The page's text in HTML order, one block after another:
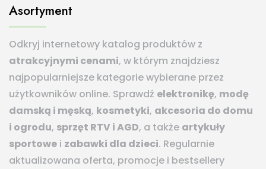
Asortyment
Odkryj internetowy katalog produktów z
atrakcyjnymi cenami, w którym znajdziesz
najpopularniejsze kategorie wybierane przez
użytkowników online. Sprawdź elektronikę, modę
damską i męską, kosmetyki, akcesoria do domu
i ogrodu, sprzęt RTV i AGD, a także artykuły
sportowe i zabawki dla dzieci. Regularnie
aktualizowana oferta, promocje i bestsellery